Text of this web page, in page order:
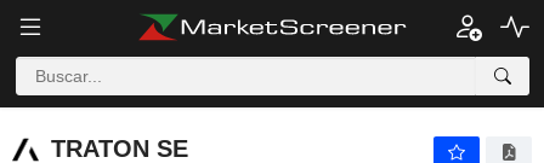
TRATON SE
TRATON SE